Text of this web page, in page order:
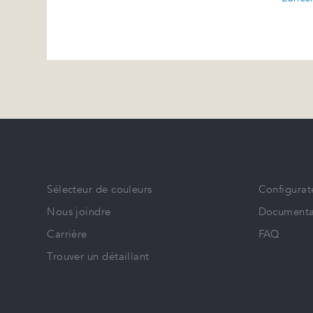
Sélecteur de couleurs
Nous joindre
Carrière
FAQ
Trouver un détaillant